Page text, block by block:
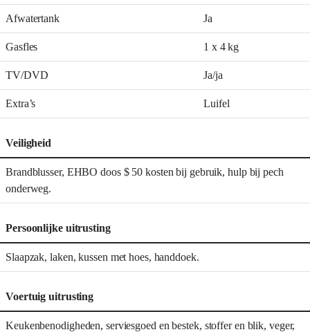
Afwatertank Ja
Gasfles 1 x 4 kg
TV/DVD Ja/ja
Extra’s Luifel
Veiligheid
Brandblusser, EHBO doos $ 50 kosten bij gebruik, hulp bij pech
onderweg.
Persoonlijke uitrusting
Slaapzak, laken, kussen met hoes, handdoek.
Voertuig uitrusting
Keukenbenodigheden, serviesgoed en bestek, stoffer en blik, veger,